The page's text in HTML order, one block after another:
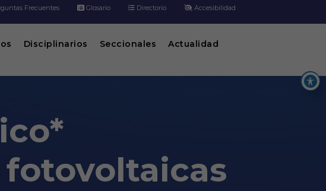
Frecuentes Glosario Directorio Accesibilidad
Disciplinarios Seccionales Actualidad